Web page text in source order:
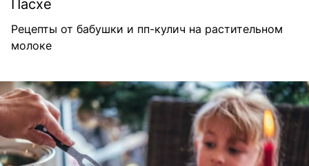
Пасхе
Рецепты от бабушки и пп-кулич на растительном
молоке